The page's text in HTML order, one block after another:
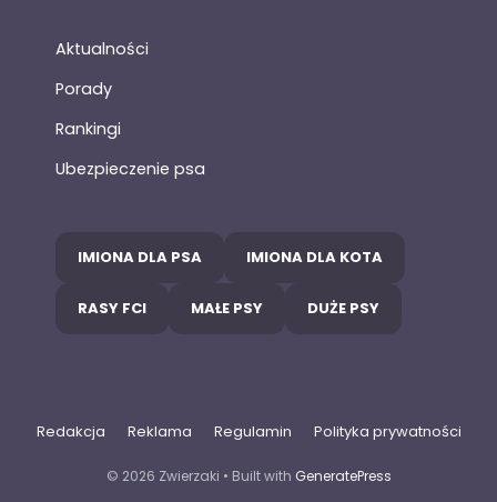
Aktualności
Porady
Rankingi
Ubezpieczenie psa
IMIONA DLA PSA IMIONA DLA KOTA
RASY FCI MAŁE PSY DUŻE PSY
Redakcja Reklama Regulamin Polityka prywatności
© 2026 Zwierzaki • Built with GeneratePress